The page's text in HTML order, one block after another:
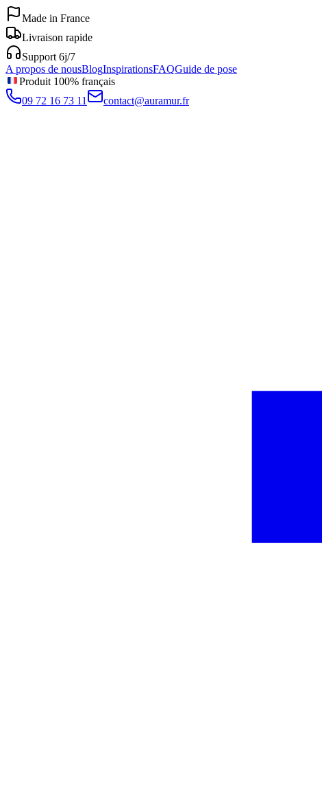
Made in France
Livraison rapide
Support 6j/7
A propos de nousBlogInspirationsFAQGuide de pose
Produit 100% français
09 72 16 73 11
contact@auramur.fr